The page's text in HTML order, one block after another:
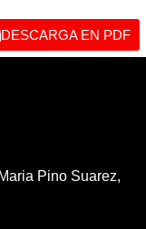
DESCARGA EN PDF
Pino Suarez,